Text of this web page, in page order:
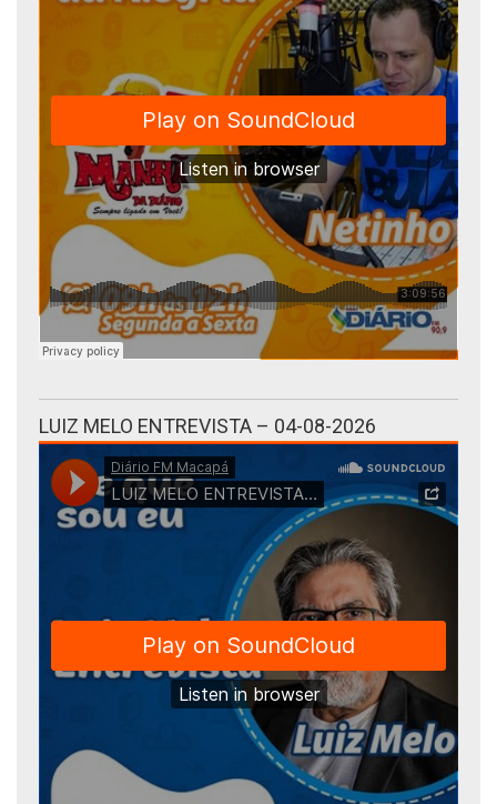
LUIZ MELO ENTREVISTA – 04-08-2026